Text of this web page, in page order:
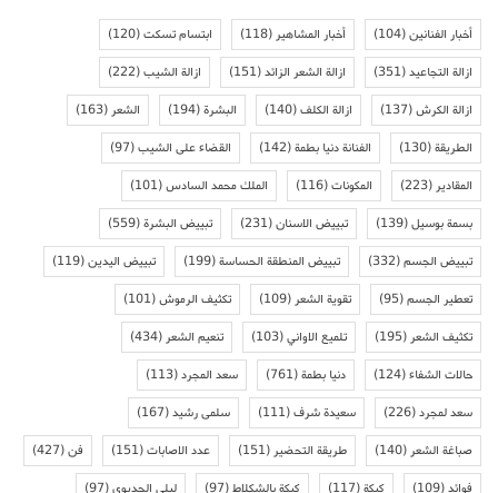
أخبار الفنانين(104) أخبار المشاهير(118) ابتسام تسكت(120)
ازالة التجاعيد(351) ازالة الشعر الزائد(151) ازالة الشيب(222)
ازالة الكرش(137) ازالة الكلف(140) البشرة(194) الشعر(163)
الطريقة(130) الفنانة دنيا بطمة(142) القضاء على الشيب(97)
المقادير(223) المكونات(116) الملك محمد السادس(101)
بسمة بوسيل(139) تبييض الاسنان(231) تبييض البشرة(559)
تبييض الجسم(332) تبييض المنطقة الحساسة(199) تبييض اليدين(119)
تعطير الجسم(95) تقوية الشعر(109) تكثيف الرموش(101)
تكثيف الشعر(195) تلميع الاواني(103) تنعيم الشعر(434)
حالات الشفاء(124) دنيا بطمة(761) سعد المجرد(113)
سعد لمجرد(226) سعيدة شرف(111) سلمى رشيد(167)
صباغة الشعر(140) طريقة التحضير(151) عدد الاصابات(151) فن(427)
فوائد(109) كيكة(117) كيكة بالشكلاط(97) ليلى الحديوي(97)